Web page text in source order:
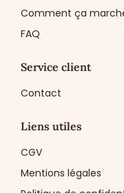
Comment ça
FAQ
Service client
Contact
Liens utiles
CGV
Mentions légales